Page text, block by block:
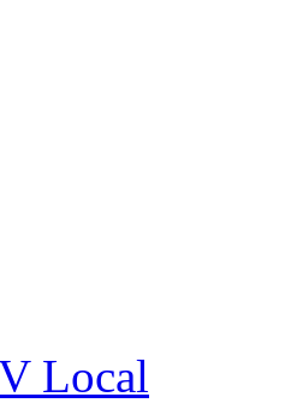
Local